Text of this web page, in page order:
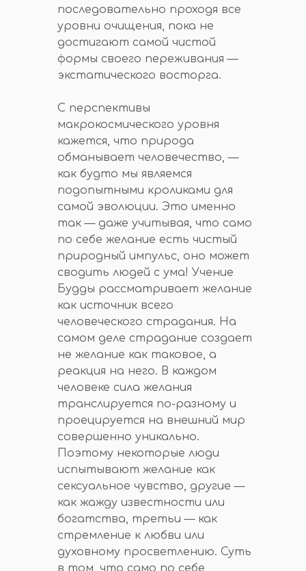
последовательно проходя все
уровни очищения, пока не
достигают самой чистой
формы своего переживания —
экстатического восторга.
С перспективы
макрокосмического уровня
кажется, что природа
обманывает человечество, —
как будто мы являемся
подопытными кроликами для
самой эволюции. Это именно
так — даже учитывая, что само
по себе желание есть чистый
природный импульс, оно может
сводить людей с ума! Учение
Будды рассматривает желание
как источник всего
человеческого страдания. На
самом деле страдание создает
не желание как таковое, а
реакция на него. В каждом
человеке сила желания
транслируется по-разному и
проецируется на внешний мир
совершенно уникально.
Поэтому некоторые люди
испытывают желание как
сексуальное чувство, другие —
как жажду известности или
богатства, третьи — как
стремление к любви или
духовному просветлению. Суть
в том, что само по себе